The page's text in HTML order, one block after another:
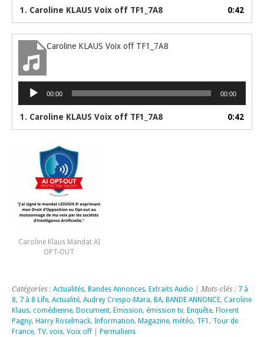
1. Caroline KLAUS Voix off TF1_7A8 0:42
Caroline KLAUS Voix off TF1_7A8
Lecteur
audio
00:00 00:00
1. Caroline KLAUS Voix off TF1_7A8 0:42
Caroline Klaus Mandat AI
OPT-OUT
Catégories : Actualités, Bandes Annonces, Extraits Audio | Mots-clés : 7 à
8, 7 à 8 Life, Actualité, Audrey Crespo-Mara, BA, BANDE ANNONCE, Caroline
Klaus, comédienne, Document, Emission, émission tv, Enquête, Florent
Pagny, Harry Roselmack, Information, Magazine, météo, TF1 , Tour de
France, TV, voix, Voix off Permaliens